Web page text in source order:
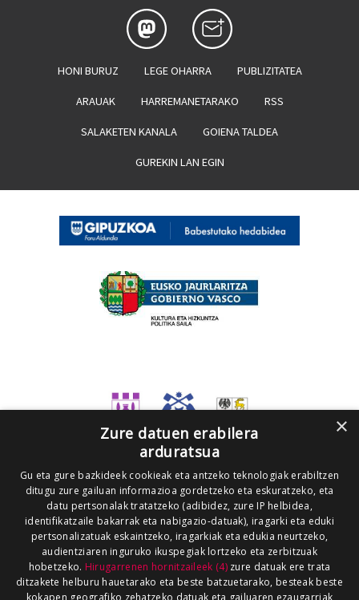
HONI BURUZ LEGE OHARRA PUBLIZITATEA
ARAUAK HARREMANETARAKO RSS
SALAKETEN KANALA GOIENA TALDEA
GUREKIN LAN EGIN
×
Zure datuen erabilera
arduratsua
Gu eta gure bazkideek cookieak eta antzeko teknologiak erabiltzen
ditugu zure gailuan informazioa gordetzeko eta eskuratzeko, eta
datu pertsonalak tratatzeko (adibidez, zure IP helbidea,
identifikatzaile bakarrak eta nabigazio-datuak), iragarki eta eduki
pertsonalizatuak eskaintzeko, iragarkiak eta edukia neurtzeko,
audientziaren inguruko ikuspegiak lortzeko eta zerbitzuak
hobetzeko. Hirugarrenen hornitzaileek (4)zure datuak ere trata
ditzakete helburu hauetarako eta beste batzuetarako, besteak beste
kokapen geografiko zehatzeko datuak eta gailuaren ezaugarriak